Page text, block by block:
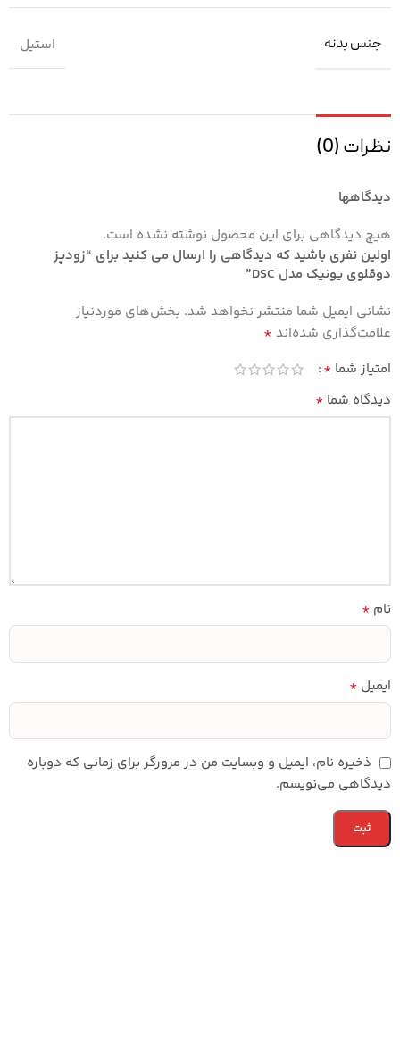
جنس بدنه استیل
نظرات (0)
دیدگاهها
هیچ دیدگاهی برای این محصول نوشته نشده است.
اولین نفری باشید که دیدگاهی را ارسال می کنید برای “زودپز
دوقلوی یونیک مدل DSC”
نشانی ایمیل شما منتشر نخواهد شد. بخش‌های موردنیاز
علامت‌گذاری شده‌اند *
امتیاز شما *
دیدگاه شما *
نام *
ایمیل *
ذخیره نام، ایمیل و وبسایت من در مرورگر برای زمانی که دوباره
دیدگاهی می‌نویسم.